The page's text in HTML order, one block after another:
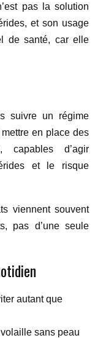
pas la solution
et son usage
de santé, car elle
suivre un régime
en place des
capables d’agir
et le risque
viennent souvent
pas d’une seule
autant que
sans peau